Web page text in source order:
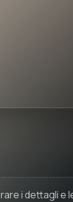
i dettagli e